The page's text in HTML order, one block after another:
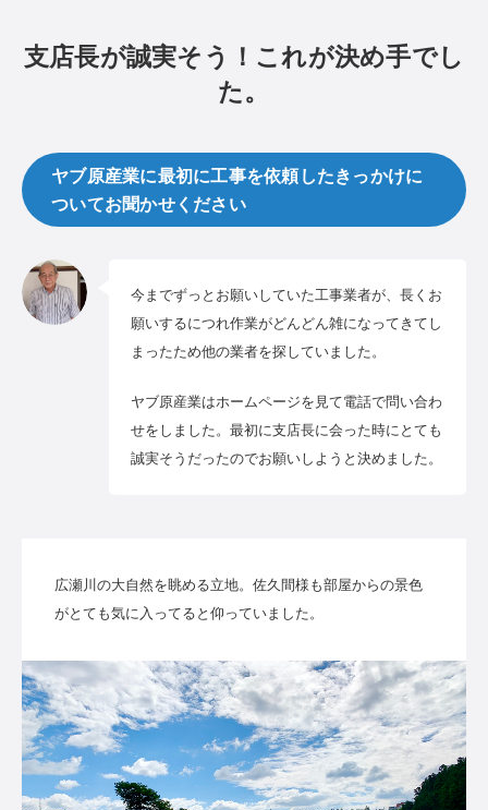
支店長が誠実そう！これが決め手でし
た。
ヤブ原産業に最初に工事を依頼したきっかけに
ついてお聞かせください
今までずっとお願いしていた工事業者が、長くお
願いするにつれ作業がどんどん雑になってきてし
まったため他の業者を探していました。
ヤブ原産業はホームページを見て電話で問い合わ
せをしました。最初に支店長に会った時にとても
誠実そうだったのでお願いしようと決めました。
広瀬川の大自然を眺める立地。佐久間様も部屋からの景色
がとても気に入ってると仰っていました。